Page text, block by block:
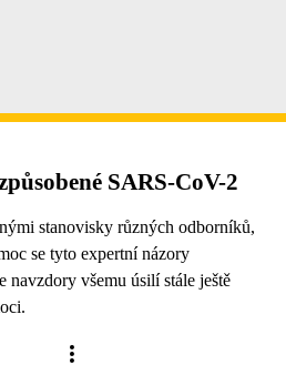
SARS-CoV-2
stanovisky různých odborníků,
se tyto expertní názory
navzdory všemu úsilí stále ještě